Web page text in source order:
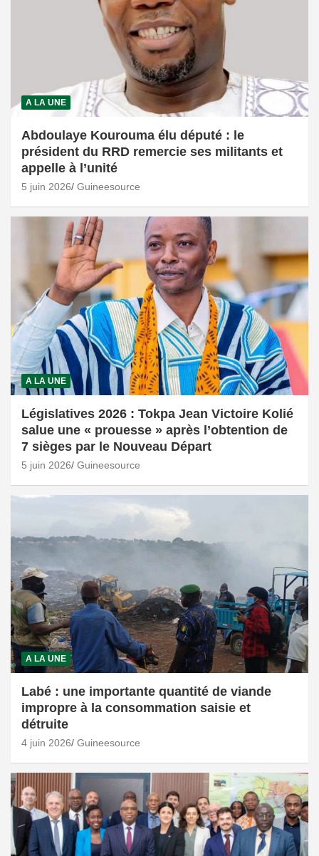
A LA UNE
Abdoulaye Kourouma élu député : le
président du RRD remercie ses militants et
appelle à l’unité
5 juin 2026 Guineesource
A LA UNE
Législatives 2026 : Tokpa Jean Victoire Kolié
salue une « prouesse » après l’obtention de
7 sièges par le Nouveau Départ
5 juin 2026 Guineesource
A LA UNE
Labé : une importante quantité de viande
impropre à la consommation saisie et
détruite
4 juin 2026 Guineesource